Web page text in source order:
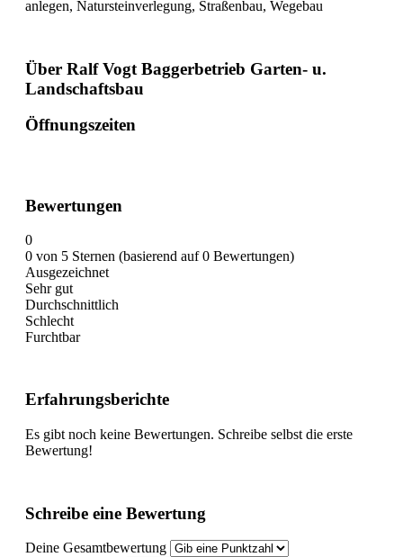
anlegen, Natursteinverlegung, Straßenbau, Wegebau
Über Ralf Vogt Baggerbetrieb Garten- u.
Landschaftsbau
Öffnungszeiten
Bewertungen
0
0 von 5 Sternen (basierend auf 0 Bewertungen)
Ausgezeichnet
Sehr gut
Durchschnittlich
Schlecht
Furchtbar
Erfahrungsberichte
Es gibt noch keine Bewertungen. Schreibe selbst die erste
Bewertung!
Schreibe eine Bewertung
Deine Gesamtbewertung